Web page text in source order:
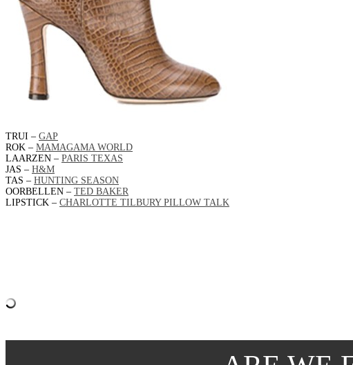
TRUI – GAP
ROK – MAMAGAMA WORLD
LAARZEN – PARIS TEXAS
JAS – H&M
TAS – HUNTING SEASON
OORBELLEN – TED BAKER
LIPSTICK – CHARLOTTE TILBURY PILLOW TALK